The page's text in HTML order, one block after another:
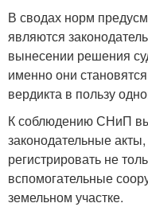
В сводах норм
являются
вынесении решения
именно они
вердикта в пользу
К соблюдению СНиП
законодательные
регистрировать не
вспомогательные
земельном участке.